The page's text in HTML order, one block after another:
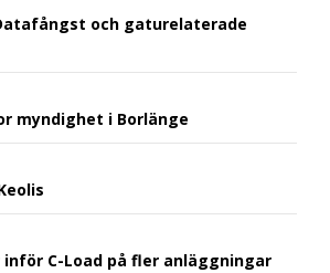
och gaturelaterade
myndighet i Borlänge
C-Load på fler anläggningar